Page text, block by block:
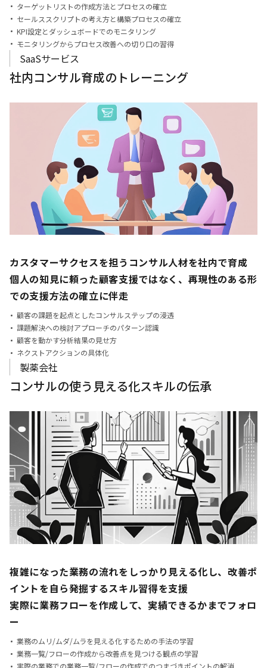
ターゲットリストの作成方法とプロセスの確立
セールススクリプトの考え方と構築プロセスの確立
KPI設定とダッシュボードでのモニタリング
モニタリングからプロセス改善への切り口の習得
SaaSサービス
社内コンサル育成のトレーニング
カスタマーサクセスを担うコンサル人材を社内で育成
個人の知見に頼った顧客支援ではなく、 再現性のある形
での支援方法の確立に伴走
顧客の課題を起点としたコンサルステップの浸透
課題解決への検討アプローチのパターン認識
顧客を動かす分析結果の見せ方
ネクストアクションの具体化
製薬会社
コンサルの使う見える化スキルの伝承
複雑になった業務の流れをしっかり見える化し、 改善ポ
イントを自ら発掘するスキル習得を支援
実際に業務フローを作成して、実績できるかまでフォロ
ー
業務のムリ/ムダ/ムラを見える化するための手法の学習
業務一覧/フローの作成から改善点を見つける観点の学習